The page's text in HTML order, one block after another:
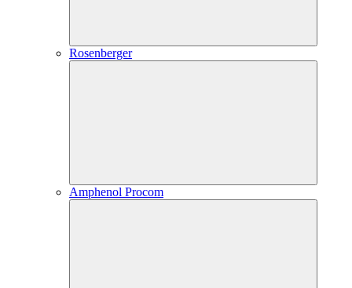
Rosenberger
Amphenol Procom